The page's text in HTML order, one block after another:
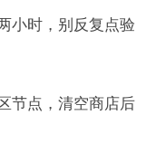
小时，别反复点验
节点，清空商店后